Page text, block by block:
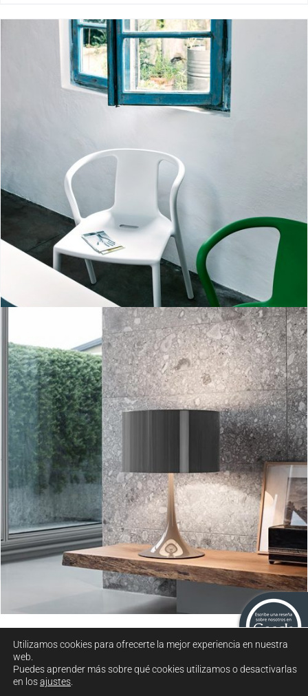
Air-Armchair
Spun light
2021 © MUEBLES GARCÍA FERRER. TODOS LOS DERECHOS
Utilizamos cookies para ofrecerte la mejor experiencia en nuestra
web.
Puedes aprender más sobre qué cookies utilizamos o desactivarlas
en losajustes